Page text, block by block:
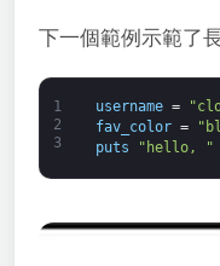
下一個範例示範了
1
2
3
username =
fav_color =
puts
"hello, "